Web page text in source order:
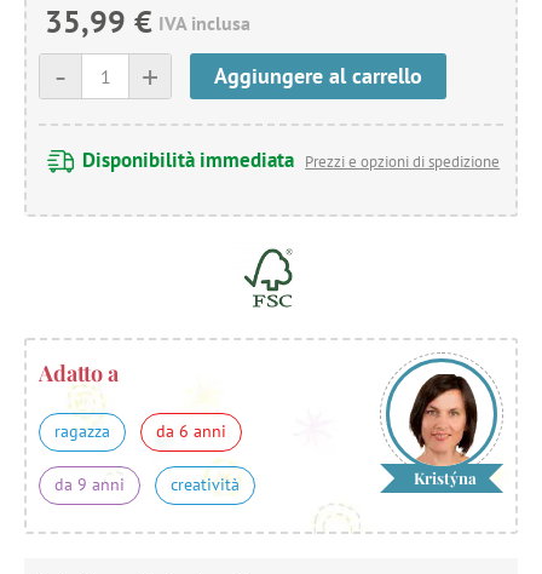
35,99 € IVA inclusa
+
- Aggiungere al carrello
Disponibilità immediata Prezzi e opzioni di spedizione
Adatto a
ragazza da 6 anni
da 9 anni creatività Kristýna